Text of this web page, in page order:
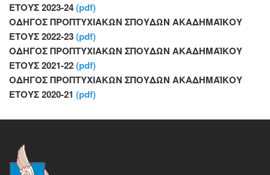
ΕΤΟΥΣ 2023-24(pdf)
ΟΔΗΓΟΣ ΠΡΟΠΤΥΧΙΑΚΩΝ ΣΠΟΥΔΩΝ ΑΚΑΔΗΜΑΪΚΟΥ
ΕΤΟΥΣ 2022-23(pdf)
ΟΔΗΓΟΣ ΠΡΟΠΤΥΧΙΑΚΩΝ ΣΠΟΥΔΩΝ ΑΚΑΔΗΜΑΪΚΟΥ
ΕΤΟΥΣ 2021-22(pdf)
ΟΔΗΓΟΣ ΠΡΟΠΤΥΧΙΑΚΩΝ ΣΠΟΥΔΩΝ ΑΚΑΔΗΜΑΪΚΟΥ
ΕΤΟΥΣ 2020-21 (pdf)